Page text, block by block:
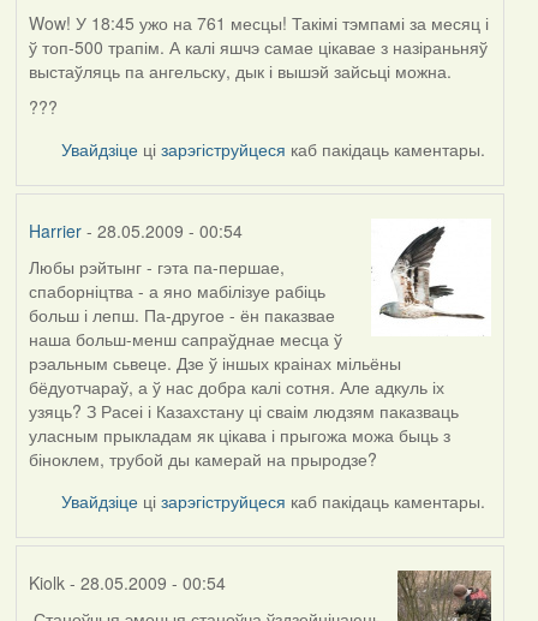
In
reply
to
by
Wow! У 18:45 ужо на 761 месцы! Такімі тэмпамі за месяц і
ў топ-500 трапім. А калі яшчэ самае цікавае з назіраньняў
выстаўляць па ангельску, дык і вышэй зайсьці можна.
???
Увайдзіце цізарэгіструйцеся каб пакідаць каментары.
Harrier- 28.05.2009 - 00:54
In
reply
to
by
Oh-
Voegel
Любы рэйтынг - гэта па-першае,
спаборніцтва - а яно мабілізуе рабіць
больш і лепш. Па-другое - ён паказвае
наша больш-менш сапраўднае месца ў
рэальным сьвеце. Дзе ў іншых краінах мільёны
бёдуотчараў, а ў нас добра калі сотня. Але адкуль іх
узяць? З Расеі і Казахстану ці сваім людзям паказваць
уласным прыкладам як цікава і прыгожа можа быць з
біноклем, трубой ды камерай на прыродзе?
Увайдзіце цізарэгіструйцеся каб пакідаць каментары.
Kiolk- 28.05.2009 - 00:54